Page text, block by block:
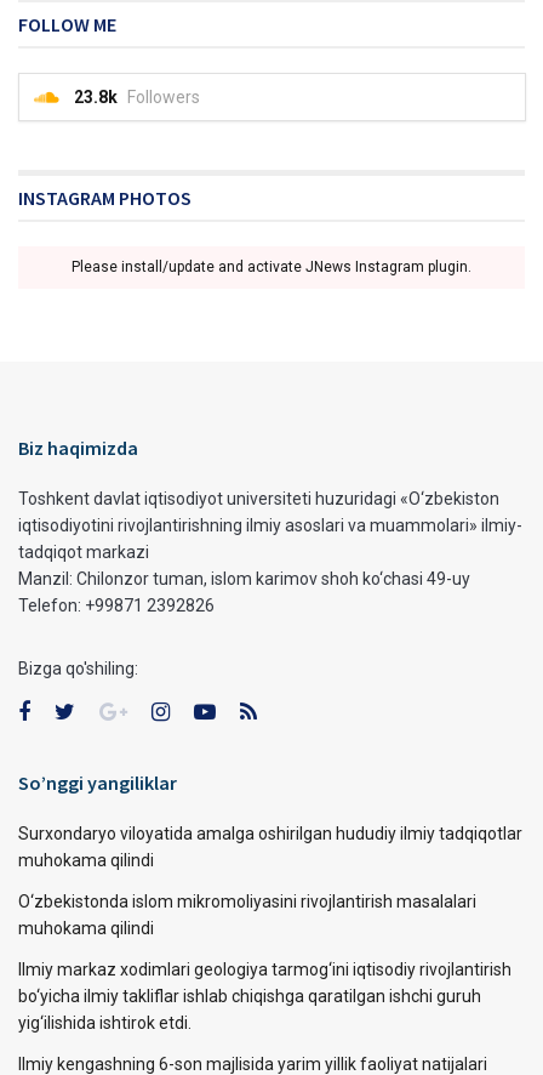
FOLLOW ME
23.8k Followers
INSTAGRAM PHOTOS
Please install/update and activate JNews Instagram plugin.
Biz haqimizda
Toshkent davlat iqtisodiyot universiteti huzuridagi «O‘zbekiston
iqtisodiyotini rivojlantirishning ilmiy asoslari va muammolari» ilmiy-
tadqiqot markazi
Manzil: Chilonzor tuman, islom karimov shoh ko‘chasi 49-uy
Telefon: +99871 2392826
Bizga qo'shiling:
So’nggi yangiliklar
Surxondaryo viloyatida amalga oshirilgan hududiy ilmiy tadqiqotlar
muhokama qilindi
O‘zbekistonda islom mikromoliyasini rivojlantirish masalalari
muhokama qilindi
Ilmiy markaz xodimlari geologiya tarmog‘ini iqtisodiy rivojlantirish
bo‘yicha ilmiy takliflar ishlab chiqishga qaratilgan ishchi guruh
yig‘ilishida ishtirok etdi.
Ilmiy kengashning 6-son majlisida yarim yillik faoliyat natijalari